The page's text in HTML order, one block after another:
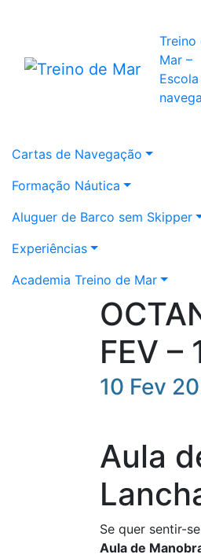
Treino
Mar –
Cartas de Navegação
Formação Náutica
Aluguer de Barco sem Skipper
Experiências
Academia Treino de Mar
FEV –
10 Fev
Aula
Se quer sentir-
Aula de